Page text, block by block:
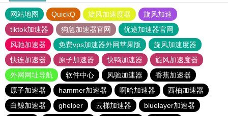
网站地图 QuickQ 旋风加速度器
旋风加速
tiktok加速器
狗急加速器官网
优途加速器官网
风驰加速器
免费vps加速器外网苹果版
旋风加速度器
快连加速器
原子加速器 快鸭加速器
旋风加速度器
外网网址导航
软件中心 风驰加速器
香蕉加速器
原子加速器
hammer加速器 啊哈加速器
西柚加速器
白鲸加速器
ghelper 云梯加速器
bluelayer加速器